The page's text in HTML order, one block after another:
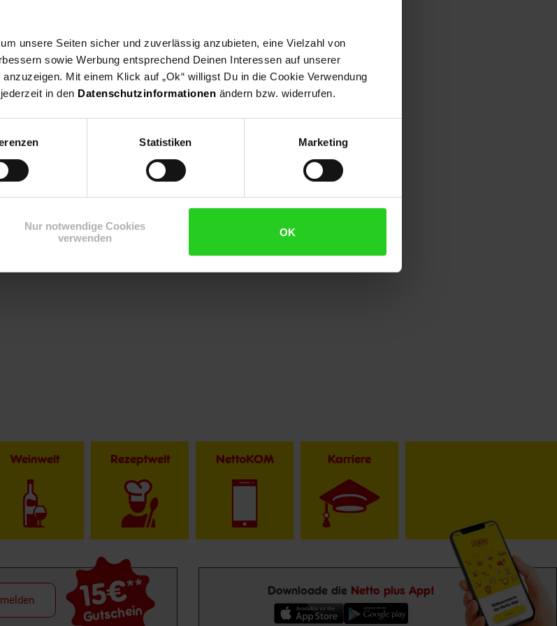
unsere Seiten sicher und zuverlässig anzubieten, eine Vielzahl von
sowie Werbung entsprechend Deinen Interessen auf unserer
Mit einem Klick auf „Ok“ willigst Du in die Cookie Verwendung
in den Datenschutzinformationen ändern bzw. widerrufen.
Statistiken Marketing
Nur notwendige Cookies
verwenden
OK
Steingarten, Kübelpflanze, Bienenweide, Hängepflanzung
Weinwelt Rezeptwelt NettoKOM Karriere
15€**
Gutschein
Downloade die Netto plus App!